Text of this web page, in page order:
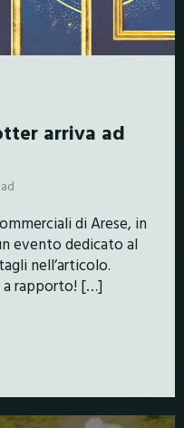
arriva ad
di Arese, in
evento dedicato al
nell’articolo.
rapporto! […]